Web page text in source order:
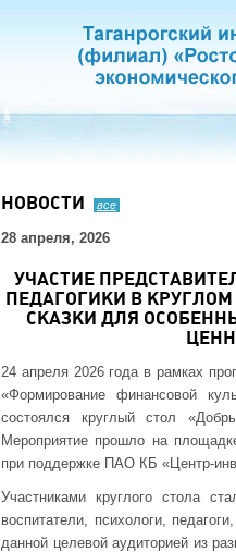
НОВОСТИ все
28 апреля, 2026
УЧАСТИЕ
ПЕДАГОГИКИ В
СКАЗКИ ДЛЯ
24 апреля 2026 года в рамках
«Формирование финансовой
состоялся круглый стол
Мероприятие прошло на
при поддержке ПАО КБ «Центр-
Участниками круглого стола
воспитатели, психологи,
данной целевой аудиторией из